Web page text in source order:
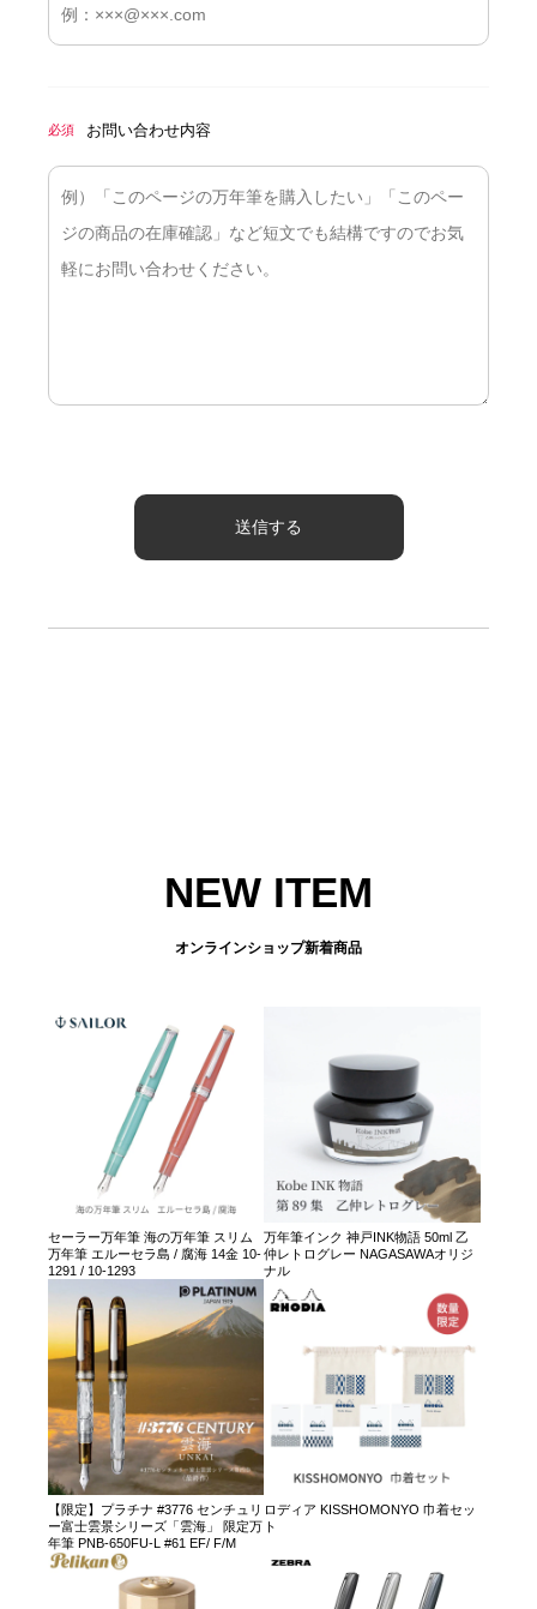
必須 お問い合わせ内容
NEW ITEM
オンラインショップ新着商品
セーラー万年筆 海の万年筆 スリム
万年筆 エルーセラ島 / 腐海 14金 10-
1291 / 10-1293
万年筆インク 神戸INK物語 50ml 乙
仲レトログレー NAGASAWAオリジ
ナル
【限定】プラチナ #3776 センチュリ
ー富士雲景シリーズ「雲海」 限定万
年筆 PNB-650FU-L #61 EF/ F/M
ロディア KISSHOMONYO 巾着セッ
ト